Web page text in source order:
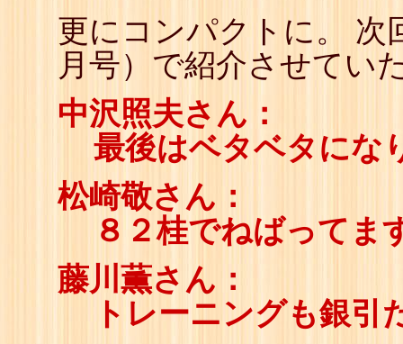
更にコンパクトに。 次
月号）で紹介させてい
中沢照夫さん：
最後はベタベタにな
松崎敬さん：
８２桂でねばってま
藤川薫さん：
トレーニングも銀